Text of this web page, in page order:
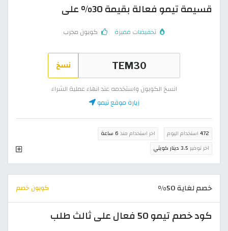
قسيمة تيمو فعالة بقيمة 30% على
تخفيضات مميزة كوبون مجرب
نسخ
انسخ الكوبون واستخدمه عند انهاء عملية الشراء
زيارة موقع تيمو
472 استخدام اليوم اخر استخدام منذ 6 ساعة
اخر توفير 3.5 دينار كويتي
خصم لغاية 50% كوبون خصم
كود خصم تيمو 50 فعال على ثالث طلب